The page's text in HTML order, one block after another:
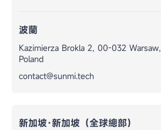
波蘭
Kazimierza Brokla 2, 00-032 Warsaw,
Poland
contact@sunmi.tech
新加坡·新加坡（全球總部）